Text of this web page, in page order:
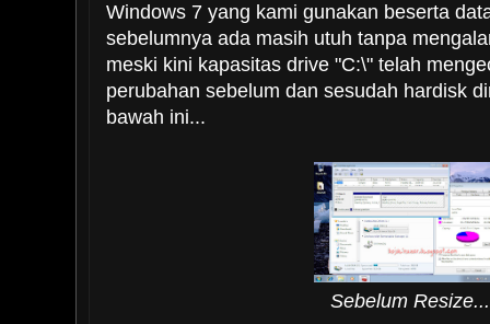
Windows 7 yang kami gunakan beserta
sebelumnya ada masih utuh tanpa
meski kini kapasitas drive "C:\" telah
perubahan sebelum dan sesudah hardisk
bawah ini...
Sebelum Resize...